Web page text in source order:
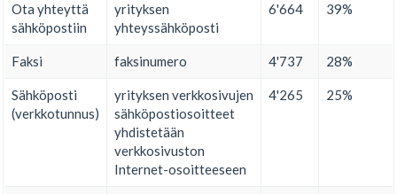
Ota yhteyttä
sähköpostiin
yrityksen
yhteyssähköposti
6'664 39%
Faksi faksinumero 4'737 28%
Sähköposti
(verkkotunnus)
yrityksen verkkosivujen
sähköpostiosoitteet
yhdistetään
verkkosivuston
Internet-osoitteeseen
4'265 25%